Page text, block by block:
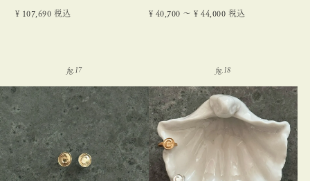
¥ 107,690 税込 ¥ 40,700 〜 ¥ 44,000 税込